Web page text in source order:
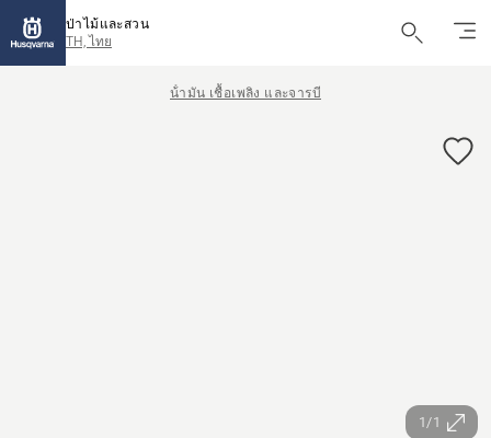
ป่าไม้และสวน
TH, ไทย
น้ํามัน เชื้อเพลิง และจารบี
1/1